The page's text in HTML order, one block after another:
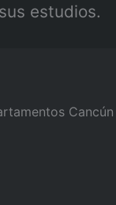
estudios.
Cancún